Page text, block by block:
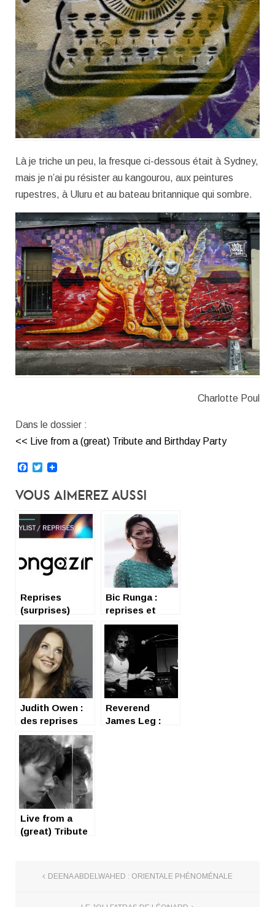
Là je triche un peu, la fresque ci-dessous était à Sydney,
mais je n’ai pu résister au kangourou, aux peintures
rupestres, à Uluru et au bateau britannique qui sombre.
Charlotte Poul
Dans le dossier :
<< Live from a (great) Tribute and Birthday Party
Facebook
Twitter
Vous Aimerez Aussi
Reprises
(surprises)
Bic Runga :
reprises et
envolées
Judith Owen :
des reprises
pas volées !
Reverend
James Leg :
Live from a
(great) Tribute
DEENA ABDELWAHED : ORIENTALE PHÉNOMÉNALE